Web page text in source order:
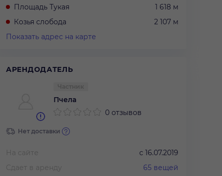
Площадь Тукая
1 618 м
Козья слобода
2 107 м
Показать адрес на карте
АРЕНДОДАТЕЛЬ
Пчела
0 отзывов
Нет доставки
На сайте с 16.07.2019
Сдает в аренду
65 вещей